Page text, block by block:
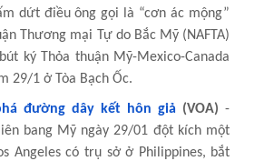
dứt điều ông gọi là “cơn ác mộng”
Thương mại Tự do Bắc Mỹ (NAFTA)
ký Thỏa thuận Mỹ-Mexico-Canada
29/1 ở Tòa Bạch Ốc.
đường dây kết hôn giả (VOA) -
bang Mỹ ngày 29/01 đột kích một
Angeles có trụ sở ở Philippines, bắt